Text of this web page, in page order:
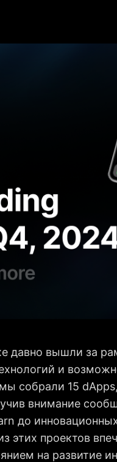
давно вышли за
и
собрали 15
внимание
до
этих проектов
на развитие